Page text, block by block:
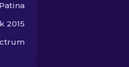
Patina
2015